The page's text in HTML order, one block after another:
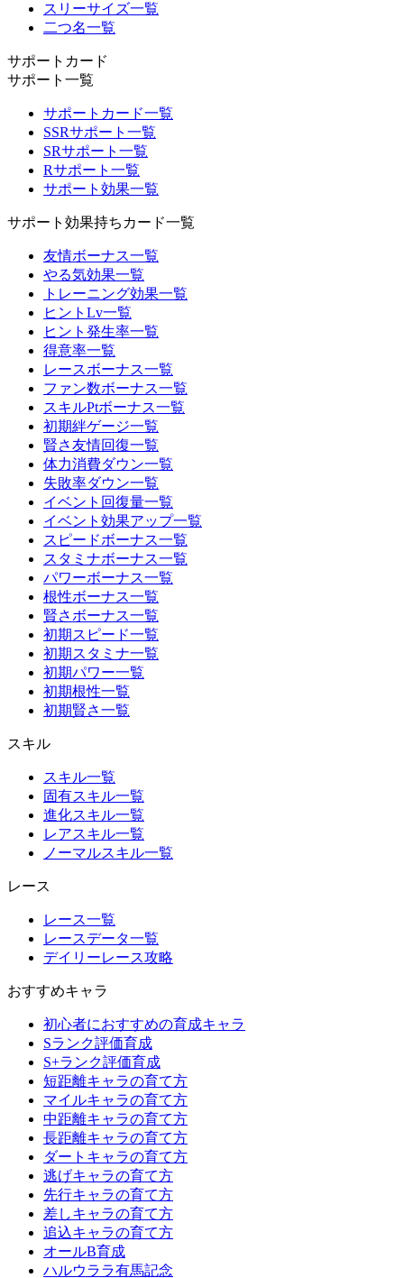
スリーサイズ一覧
二つ名一覧
サポートカード
サポート一覧
サポートカード一覧
SSRサポート一覧
SRサポート一覧
Rサポート一覧
サポート効果一覧
サポート効果持ちカード一覧
友情ボーナス一覧
やる気効果一覧
トレーニング効果一覧
ヒントLv一覧
ヒント発生率一覧
得意率一覧
レースボーナス一覧
ファン数ボーナス一覧
スキルPtボーナス一覧
初期絆ゲージ一覧
賢さ友情回復一覧
体力消費ダウン一覧
失敗率ダウン一覧
イベント回復量一覧
イベント効果アップ一覧
スピードボーナス一覧
スタミナボーナス一覧
パワーボーナス一覧
根性ボーナス一覧
賢さボーナス一覧
初期スピード一覧
初期スタミナ一覧
初期パワー一覧
初期根性一覧
初期賢さ一覧
スキル
スキル一覧
固有スキル一覧
進化スキル一覧
レアスキル一覧
ノーマルスキル一覧
レース
レース一覧
レースデータ一覧
デイリーレース攻略
おすすめキャラ
初心者におすすめの育成キャラ
Sランク評価育成
S+ランク評価育成
短距離キャラの育て方
マイルキャラの育て方
中距離キャラの育て方
長距離キャラの育て方
ダートキャラの育て方
逃げキャラの育て方
先行キャラの育て方
差しキャラの育て方
追込キャラの育て方
オールB育成
ハルウララ有馬記念